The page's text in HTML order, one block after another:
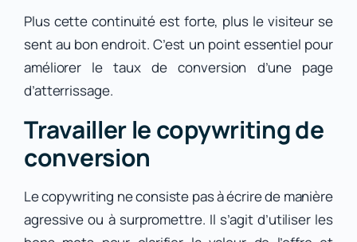
Plus cette continuité est forte, plus le visiteur se
sent au bon endroit. C’est un point essentiel pour
améliorer le taux de conversion d’une page
d’atterrissage.
Travailler le copywriting de
conversion
Le copywriting ne consiste pas à écrire de manière
agressive ou à surpromettre. Il s’agit d’utiliser les